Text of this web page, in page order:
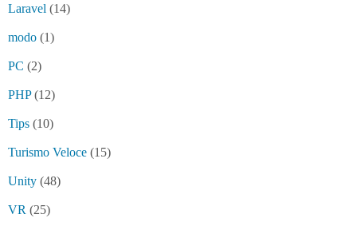
Laravel (14)
modo (1)
PC (2)
PHP(12)
Tips (10)
Turismo Veloce (15)
Unity (48)
VR (25)